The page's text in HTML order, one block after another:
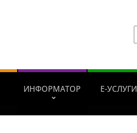
ИНФОРМАТОР Е-УСЛУГИ